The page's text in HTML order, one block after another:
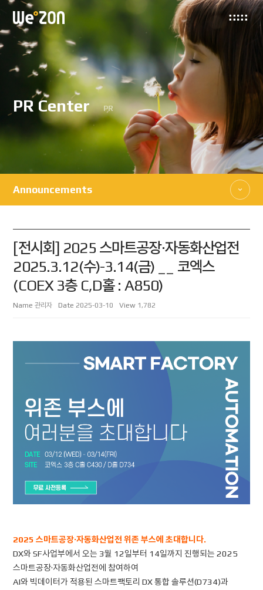
PR Center PR
Announcements
[전시회] 2025 스마트공장·자동화산업전
2025.3.12(수)-3.14(금) __ 코엑스
(COEX 3층 C,D홀 : A850)
Name 관리자 Date 2025-03-10 View 1,782
2025 스마트공장·자동화산업전 위존 부스에 초대합니다.
DX와 SF사업부에서 오는 3월 12일부터 14일까지 진행되는 2025
스마트공장·자동화산업전에 참여하여
AI와 빅데이터가 적용된 스마트팩토리 DX 통합 솔루션(D734)과